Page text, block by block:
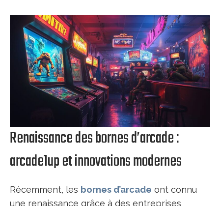
Renaissance des bornes d’arcade :
arcade1up et innovations modernes
Récemment, les bornes d’arcade ont connu
une renaissance grâce à des entreprises